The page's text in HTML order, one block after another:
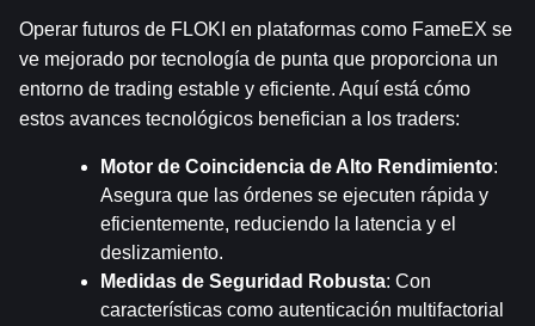
Operar futuros de FLOKI en plataformas como FameEX se
ve mejorado por tecnología de punta que proporciona un
entorno de trading estable y eficiente. Aquí está cómo
estos avances tecnológicos benefician a los traders:
Motor de Coincidencia de Alto Rendimiento:
Asegura que las órdenes se ejecuten rápida y
eficientemente, reduciendo la latencia y el
deslizamiento.
Medidas de Seguridad Robusta: Con
características como autenticación multifactorial